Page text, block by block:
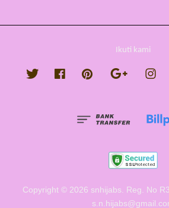
Ikuti kami
Twitter FacebookPinterest Google
Copyright © 2026 snhijabs. Reg. No